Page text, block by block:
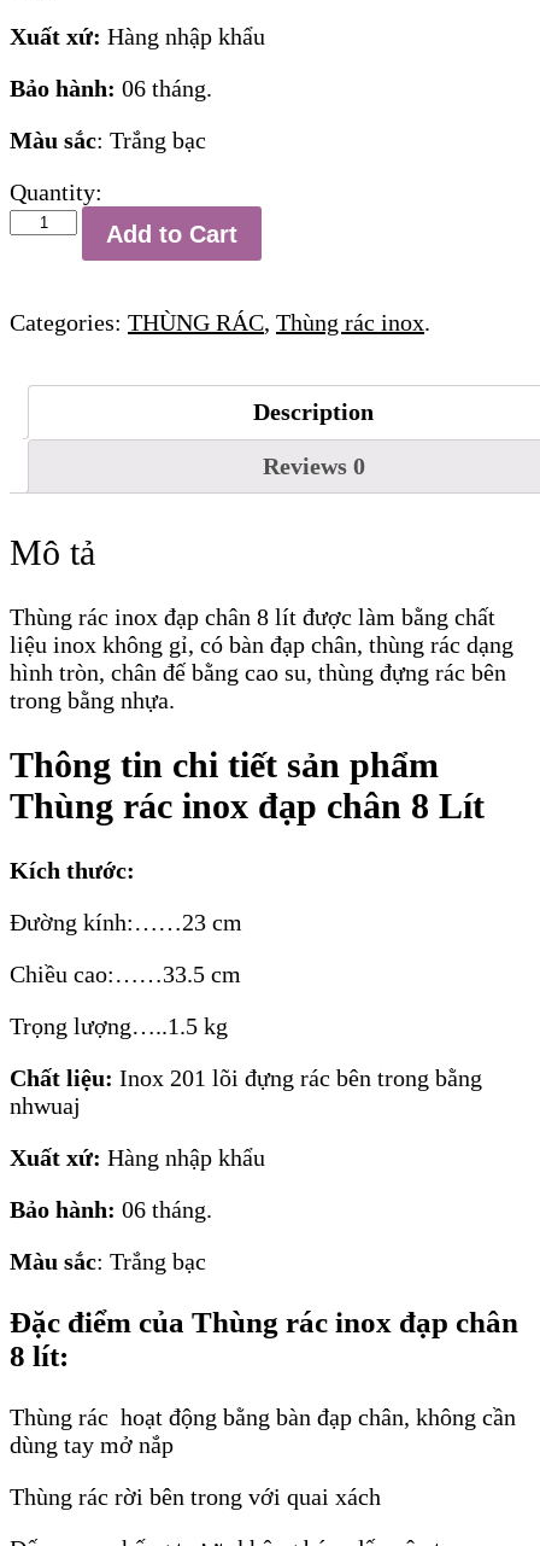
Xuất xứ: Hàng nhập khẩu
Bảo hành: 06 tháng.
Màu sắc: Trắng bạc
Quantity:
Thùng
chân
lít
lượng
Add to Cart
Categories: THÙNG RÁC, Thùng rác inox.
Description
Reviews 0
Mô tả
Thùng rác inox đạp chân 8 lít được làm bằng chất
liệu inox không gỉ, có bàn đạp chân, thùng rác dạng
hình tròn, chân đế bằng cao su, thùng đựng rác bên
trong bằng nhựa.
Thông tin chi tiết sản phẩm
Thùng rác inox đạp chân 8 Lít
Kích thước:
Đường kính:……23 cm
Chiều cao:……33.5 cm
Trọng lượng…..1.5 kg
Chất liệu: Inox 201 lõi đựng rác bên trong bằng
nhwuaj
Xuất xứ: Hàng nhập khẩu
Bảo hành: 06 tháng.
Màu sắc: Trắng bạc
Đặc điểm của Thùng rác inox đạp chân
8 lít:
Thùng rác hoạt động bằng bàn đạp chân, không cần
dùng tay mở nắp
Thùng rác rời bên trong với quai xách